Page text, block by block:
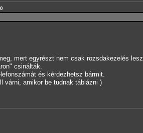
mert egyrészt nem csak rozsdakezelés
csinálták.
és kérdezhetsz bármit.
várni, amikor be tudnak táblázni )